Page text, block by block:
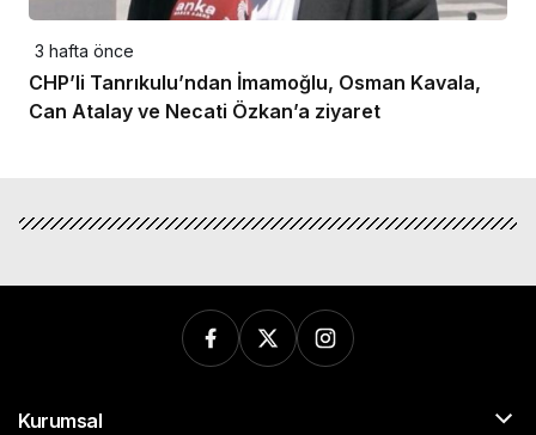
3 hafta önce
CHP’li Tanrıkulu’ndan İmamoğlu, Osman Kavala,
Can Atalay ve Necati Özkan’a ziyaret
Kurumsal